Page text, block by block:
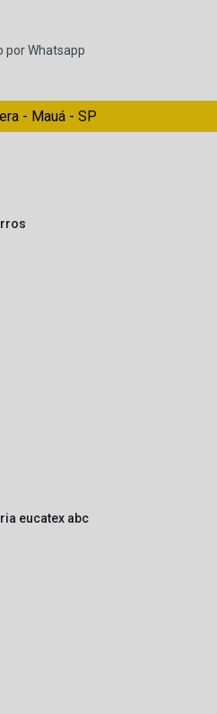
por Whatsapp
- Mauá - SP
eucatex abc